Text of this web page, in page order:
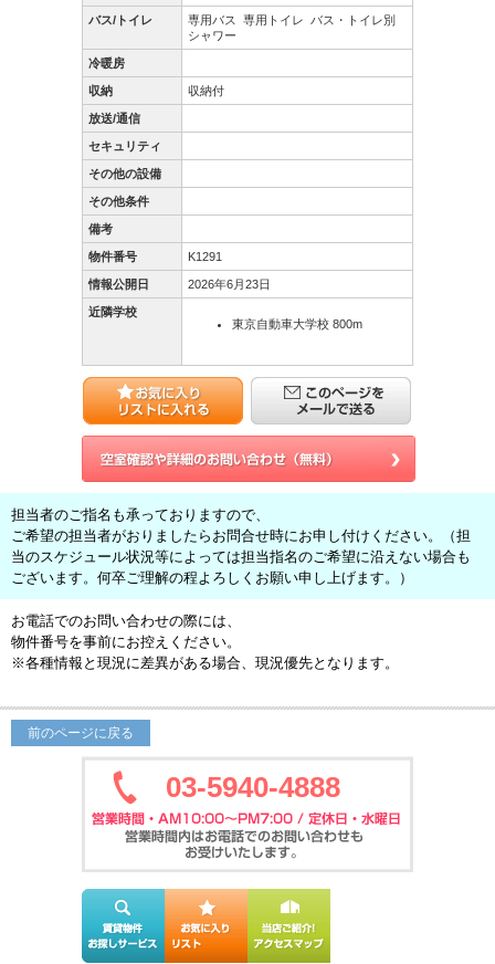
バス/トイレ 専用バス 専用トイレ
バス・トイレ別
シャワー
冷暖房
収納 収納付
放送/通信
セキュリティ
その他の設備
その他条件
備考
物件番号 K1291
情報公開日 2026年6月23日
近隣学校
東京自動車大学校 800m
担当者のご指名も承っておりますので、
ご希望の担当者がおりましたらお問合せ時にお申し付けください。（担
当のスケジュール状況等によっては担当指名のご希望に沿えない場合も
ございます。何卒ご理解の程よろしくお願い申し上げます。）
お電話でのお問い合わせの際には、
物件番号を事前にお控えください。
※各種情報と現況に差異がある場合、現況優先となります。
前のページに戻る
03-5940-4888